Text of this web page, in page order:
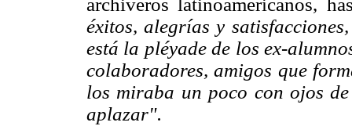
archiveros latinoamericanos,
éxitos, alegrías y
está la pléyade de los ex-
colaboradores, amigos que
los miraba un poco con ojos
aplazar".